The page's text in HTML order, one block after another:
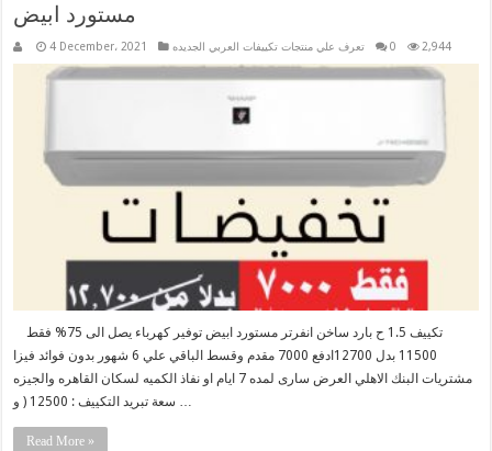
مستورد ابيض
4 December، 2021 تعرف علي منتجات تكييفات العربي الجديده 0 2,944
تكييف 1.5 ح بارد ساخن انفرتر مستورد ابيض توفير كهرباء يصل الى 75% فقط
11500 بدل 12700ادفع 7000 مقدم وقسط الباقي علي 6 شهور بدون فوائد فيزا
مشتريات البنك الاهلي العرض سارى لمده 7 ايام او نفاذ الكميه لسكان القاهره والجيزه
سعة تبريد التكييف : 12500 ( و …
Read More »